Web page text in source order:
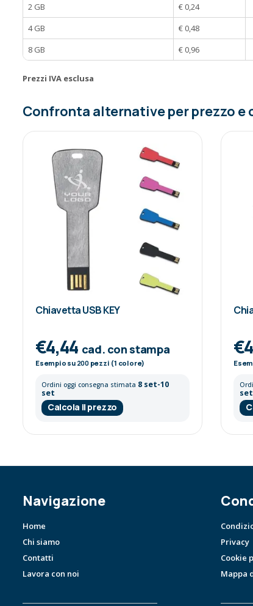
2 GB
€ 0,24
4 GB
€ 0,48
8 GB
€ 0,96
Prezzi IVA esclusa
Confronta alternative per prezzo
Chiavetta USB KEY
€4,44 cad. con stampa
Esempio su 200pezzi (1 colore)
Ordini oggi consegna stimata 8 set-10
set
Calcola il prezzo
set
Navigazione
Home
Chi siamo
Contatti
Lavora con noi
Privacy
Cookie
Mappa